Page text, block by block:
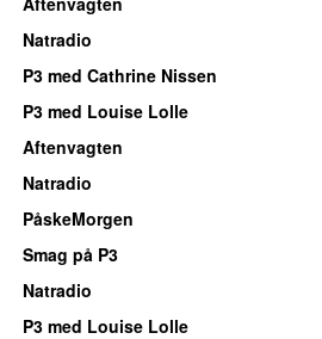
Natradio
P3 med Cathrine Nissen
P3 med Louise Lolle
Aftenvagten
Natradio
PåskeMorgen
Smag på P3
Natradio
P3 med Louise Lolle